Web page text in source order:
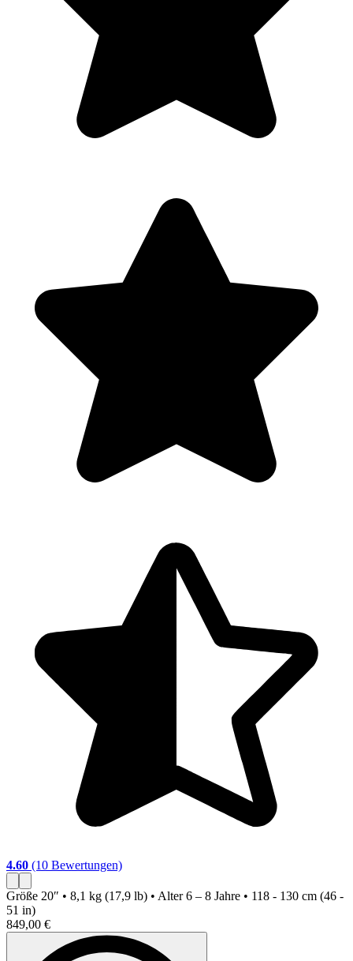
4.60 (10 Bewertungen)
Größe 20″ • 8,1 kg (17,9 lb) • Alter 6 – 8 Jahre • 118 - 130 cm (46 -
51 in)
849,00 €